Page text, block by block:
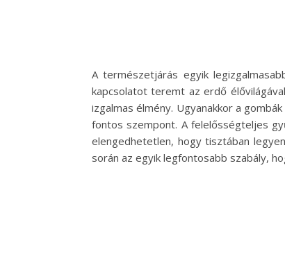
A természetjárás egyik
kapcsolatot teremt az erdő
izgalmas élmény. Ugyanakkor a
fontos szempont. A felelősségteljes
elengedhetetlen, hogy tisztában
során az egyik legfontosabb szabály,